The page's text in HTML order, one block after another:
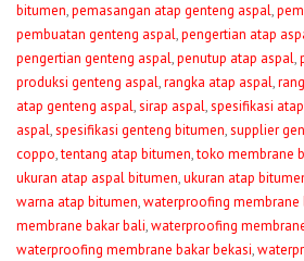
bitumen,pemasangan atap genteng aspal,
pembuatan genteng aspal,pengertian atap
pengertian genteng aspal,penutup atap aspal,
produksi genteng aspal,rangka atap aspal,
atap genteng aspal,sirap aspal,spesifikasi
aspal,spesifikasi genteng bitumen,supplier
coppo,tentang atap bitumen,toko membrane
ukuran atap aspal bitumen,ukuran atap
warna atap bitumen,waterproofing membrane
membrane bakar bali,waterproofing
waterproofing membrane bakar bekasi,